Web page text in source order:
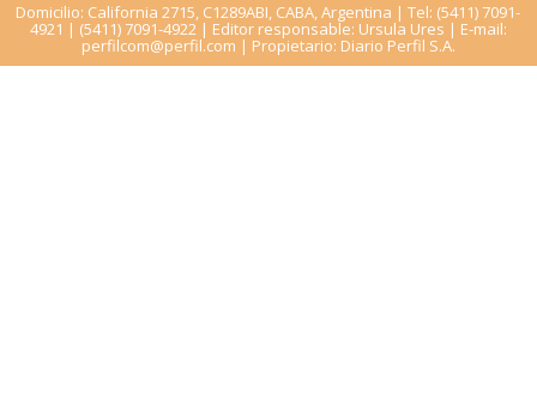
Domicilio: California 2715, C1289ABI, CABA, Argentina | Tel: (5411) 7091-
4921 | (5411) 7091-4922 | Editor responsable: Ursula Ures | E-mail:
perfilcom@perfil.com | Propietario: Diario Perfil S.A.